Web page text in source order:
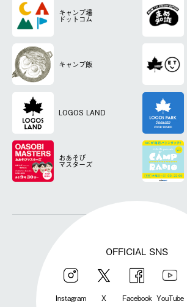
キャンプ場
ドットコム
キャンプ飯
LOGOS LAND
おあそび
マスターズ
OFFICIAL SNS
Instagram X Facebook YouTube